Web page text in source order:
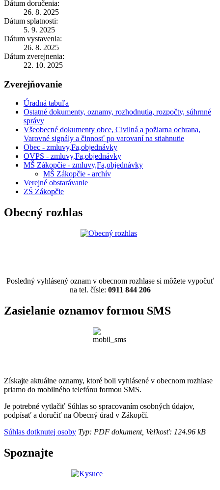
Dátum doručenia:
26. 8. 2025
Dátum splatnosti:
5. 9. 2025
Dátum vystavenia:
26. 8. 2025
Dátum zverejnenia:
22. 10. 2025
Zverejňovanie
Úradná tabuľa
Ostatné dokumenty, oznamy, rozhodnutia, rozpočty, súhrnné
správy
Všeobecné dokumenty obce, Civilná a požiarna ochrana,
Varovné signály a činnosť po varovaní na stiahnutie
Obec - zmluvy,Fa,objednávky
OVPS - zmluvy,Fa,objednávky
MŠ Zákopčie - zmluvy,Fa,objednávky
MŠ Zákopčie - archív
Verejné obstarávanie
ZŠ Zákopčie
Obecný rozhlas
Posledný vyhlásený oznam v obecnom rozhlase si môžete vypočuť
na tel. čísle: 0911 844 206
Zasielanie oznamov formou SMS
Získajte aktuálne oznamy, ktoré boli vyhlásené v obecnom rozhlase
priamo do mobilného telefónu formou SMS.
Je potrebné vytlačiť Súhlas so spracovaním osobných údajov,
podpísať a doručiť na Obecný úrad v Zákopčí.
Súhlas dotknutej osoby Typ: PDF dokument, Veľkosť: 124.96 kB
Spoznajte